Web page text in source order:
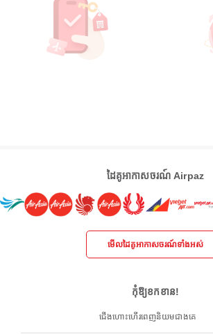
ដៃគូអាកាសចរណ៍ Airpaz
មើលដៃគូអាកាសចរណ៍ទាំងអស់
កុំឱ្យខកខាន!
ជើងហោះហើរពេញនិយមជាងគេ